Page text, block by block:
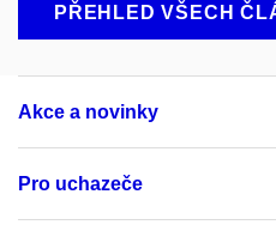
PŘEHLED VŠECH
Akce a novinky
Pro uchazeče